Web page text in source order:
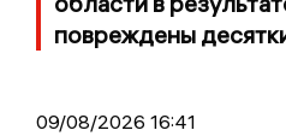
повреждены
09/08/2026 16:41